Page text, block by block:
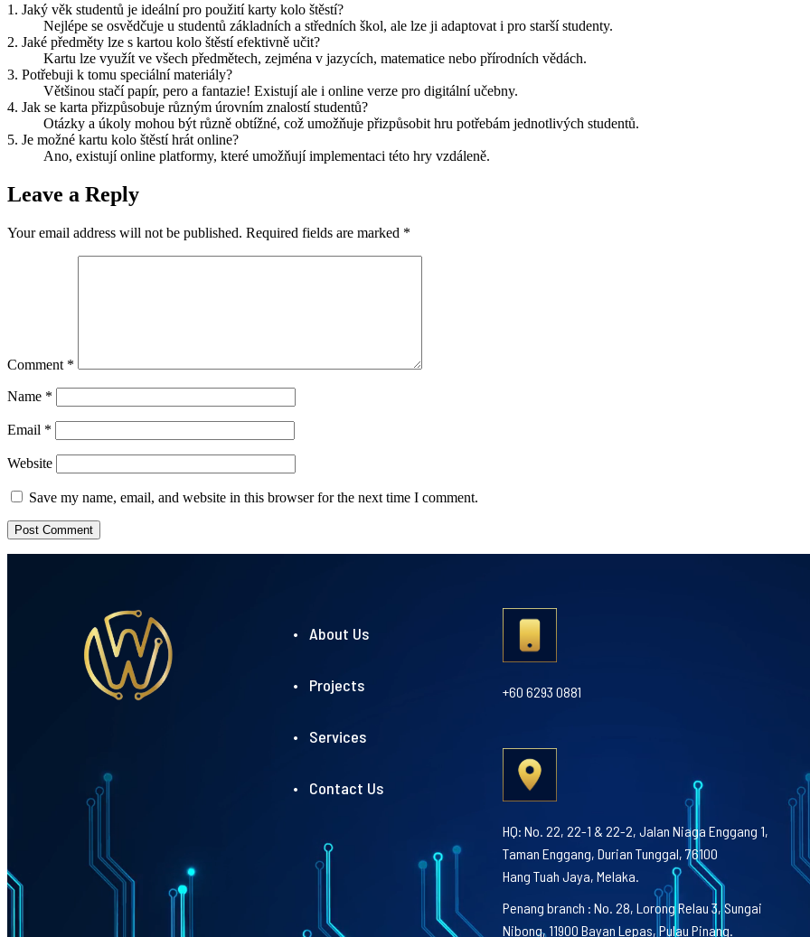
1. Jaký věk studentů je ideální pro použití karty kolo štěstí?
Nejlépe se osvědčuje u studentů základních a středních škol, ale lze ji adaptovat i pro starší studenty.
2. Jaké předměty lze s kartou kolo štěstí efektivně učit?
Kartu lze využít ve všech předmětech, zejména v jazycích, matematice nebo přírodních vědách.
3. Potřebuji k tomu speciální materiály?
Většinou stačí papír, pero a fantazie! Existují ale i online verze pro digitální učebny.
4. Jak se karta přizpůsobuje různým úrovním znalostí studentů?
Otázky a úkoly mohou být různě obtížné, což umožňuje přizpůsobit hru potřebám jednotlivých studentů.
5. Je možné kartu kolo štěstí hrát online?
Ano, existují online platformy, které umožňují implementaci této hry vzdáleně.
Leave a Reply
Your email address will not be published. Required fields are marked *
Comment *
Name *
Email *
Website
Save my name, email, and website in this browser for the next time I comment.
• About Us
• Projects
• Services
• Contact Us
+60 6293 0881
HQ: No. 22, 22-1 & 22-2, Jalan Niaga Enggang 1,
Taman Enggang, Durian Tunggal, 76100
Hang Tuah Jaya, Melaka.
Penang branch : No. 28, Lorong Relau 3, Sungai
Nibong, 11900 Bayan Lepas, Pulau Pinang.